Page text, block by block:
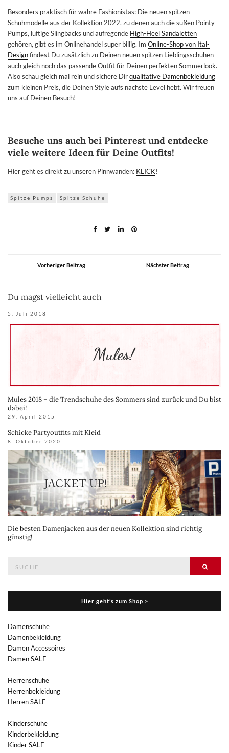
Besonders praktisch für wahre Fashionistas: Die neuen spitzen
Schuhmodelle aus der Kollektion 2022, zu denen auch die süßen Pointy
Pumps, luftige Slingbacks und aufregende High-Heel Sandaletten
gehören, gibt es im Onlinehandel super billig. Im Online-Shop von Ital-
Designfindest Du zusätzlich zu Deinen neuen spitzen Lieblingsschuhen
auch gleich noch das passende Outfit für Deinen perfekten Sommerlook.
Also schau gleich mal rein und sichere Dirqualitative Damenbekleidung
zum kleinen Preis, die Deinen Style aufs nächste Level hebt. Wir freuen
uns auf Deinen Besuch!
Besuche uns auch bei Pinterest und entdecke
viele weitere Ideen für Deine Outfits!
Hier geht es direkt zu unseren Pinnwänden: KLICK!
Spitze Pumps Spitze Schuhe
Vorheriger Beitrag Nächster Beitrag
Du magst vielleicht auch
5. Juli 2018
Mules 2018 – die Trendschuhe des Sommers sind zurück und Du bist
dabei!
29. April 2015
Schicke Partyoutfits mit Kleid
8. Oktober 2020
Die besten Damenjacken aus der neuen Kollektion sind richtig
günstig!
Hier geht’s zum Shop >
Damenschuhe
Damenbekleidung
Damen Accessoires
Damen SALE
Herrenschuhe
Herrenbekleidung
Herren SALE
Kinderschuhe
Kinderbekleidung
Kinder SALE